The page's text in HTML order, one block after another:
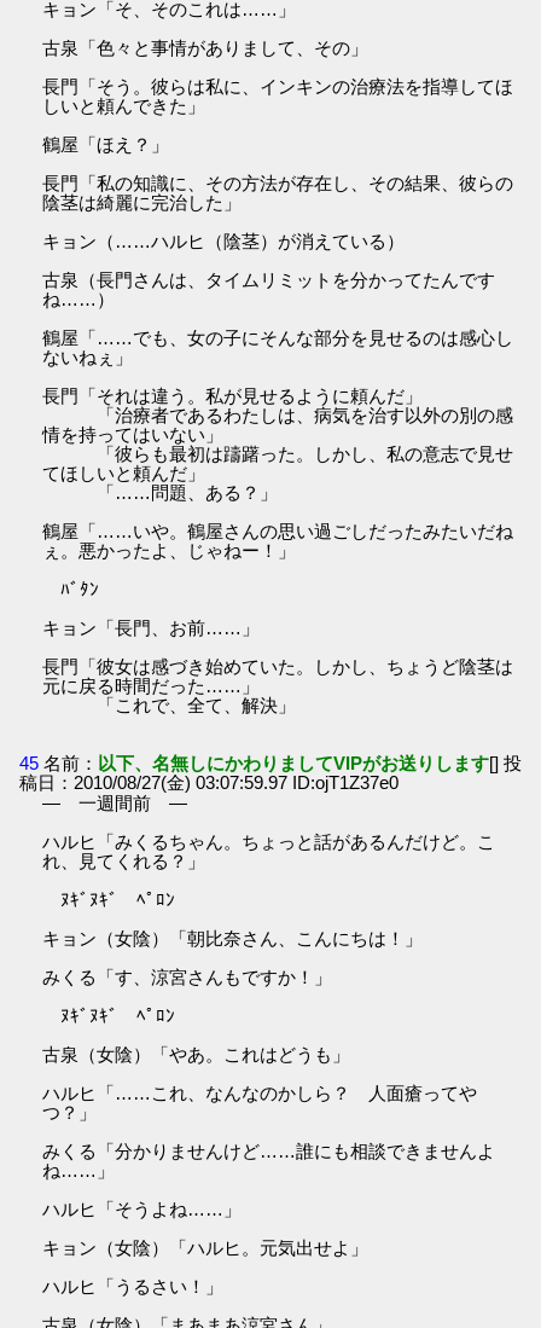
キョン「そ、そのこれは……」
古泉「色々と事情がありまして、その」
長門「そう。彼らは私に、インキンの治療法を指導してほ
しいと頼んできた」
鶴屋「ほえ？」
長門「私の知識に、その方法が存在し、その結果、彼らの
陰茎は綺麗に完治した」
キョン（……ハルヒ（陰茎）が消えている）
古泉（長門さんは、タイムリミットを分かってたんです
ね……）
鶴屋「……でも、女の子にそんな部分を見せるのは感心し
ないねぇ」
長門「それは違う。私が見せるように頼んだ」
「治療者であるわたしは、病気を治す以外の別の感
情を持ってはいない」
「彼らも最初は躊躇った。しかし、私の意志で見せ
てほしいと頼んだ」
「……問題、ある？」
鶴屋「……いや。鶴屋さんの思い過ごしだったみたいだね
ぇ。悪かったよ、じゃねー！」
ﾊﾞﾀﾝ
キョン「長門、お前……」
長門「彼女は感づき始めていた。しかし、ちょうど陰茎は
元に戻る時間だった……」
「これで、全て、解決」
45 名前： 以下、名無しにかわりましてVIPがお送りします[] 投
稿日：2010/08/27(金) 03:07:59.97 ID:ojT1Z37e0
― 一週間前 ―
ハルヒ「みくるちゃん。ちょっと話があるんだけど。こ
れ、見てくれる？」
ﾇｷﾞﾇｷﾞ ﾍﾟﾛﾝ
キョン（女陰）「朝比奈さん、こんにちは！」
みくる「す、涼宮さんもですか！」
ﾇｷﾞﾇｷﾞ ﾍﾟﾛﾝ
古泉（女陰）「やあ。これはどうも」
ハルヒ「……これ、なんなのかしら？ 人面瘡ってや
つ？」
みくる「分かりませんけど……誰にも相談できませんよ
ね……」
ハルヒ「そうよね……」
キョン（女陰）「ハルヒ。元気出せよ」
ハルヒ「うるさい！」